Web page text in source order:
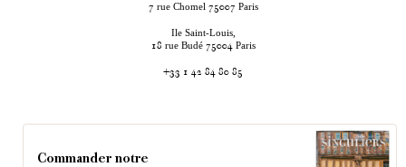
7 rue Chomel 75007 Paris
Ile Saint-Louis,
18 rue Budé 75004 Paris
+33 1 42 84 80 85
Commander notre